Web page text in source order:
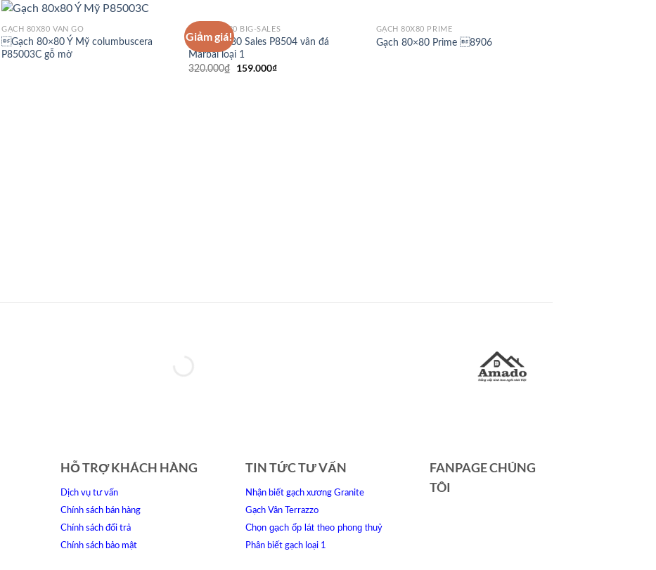
GẠCH 80X80 VÂN GỖ
Gạch 80×80 Ý Mỹ columbuscera
P85003C gỗ mờ
Giảm giá!
GẠCH 80X80 BIG-SALES
Gạch 80×80 Sales P8504 vân đá
Marbal loại 1
320.000₫ 159.000₫
GẠCH 80X80 PRIME
Gạch 80×80 Prime 8906
HỖ TRỢ KHÁCH HÀNG
Dịch vụ tư vấn
Chính sách bán hàng
Chính sách đổi trả
Chính sách bảo mật
TIN TỨC TƯ VẤN
Nhận biết gạch xương Granite
Gạch Vân Terrazzo
Chọn gạch ốp lát theo phong thuỷ
Phân biết gạch loại 1
FANPAGE CHÚNG
TÔI